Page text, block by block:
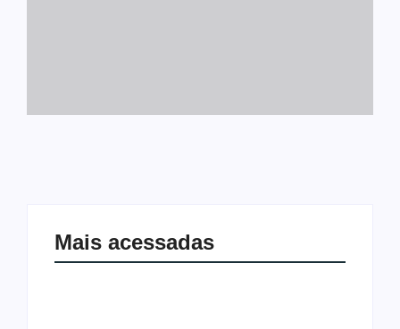
Mais acessadas